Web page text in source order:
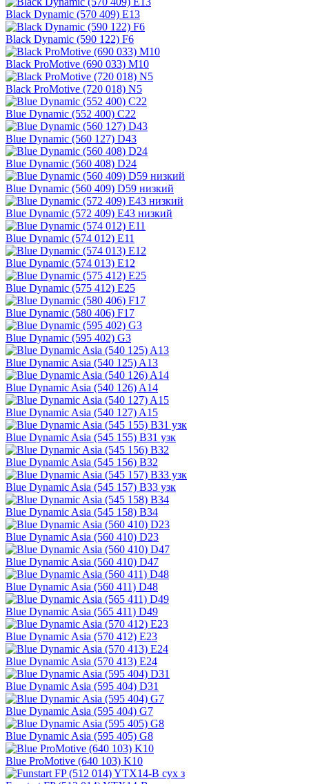
Black Dynamic (570 409) E13
Black Dynamic (590 122) F6
Black ProMotive (690 033) M10
Black ProMotive (720 018) N5
Blue Dynamic (552 400) C22
Blue Dynamic (560 127) D43
Blue Dynamic (560 408) D24
Blue Dynamic (560 409) D59 низкий
Blue Dynamic (572 409) E43 низкий
Blue Dynamic (574 012) E11
Blue Dynamic (574 013) E12
Blue Dynamic (575 412) E25
Blue Dynamic (580 406) F17
Blue Dynamic (595 402) G3
Blue Dynamic Asia (540 125) A13
Blue Dynamic Asia (540 126) A14
Blue Dynamic Asia (540 127) A15
Blue Dynamic Asia (545 155) B31 узк
Blue Dynamic Asia (545 156) B32
Blue Dynamic Asia (545 157) B33 узк
Blue Dynamic Asia (545 158) B34
Blue Dynamic Asia (560 410) D23
Blue Dynamic Asia (560 410) D47
Blue Dynamic Asia (560 411) D48
Blue Dynamic Asia (565 411) D49
Blue Dynamic Asia (570 412) E23
Blue Dynamic Asia (570 413) E24
Blue Dynamic Asia (595 404) D31
Blue Dynamic Asia (595 404) G7
Blue Dynamic Asia (595 405) G8
Blue ProMotive (640 103) K10